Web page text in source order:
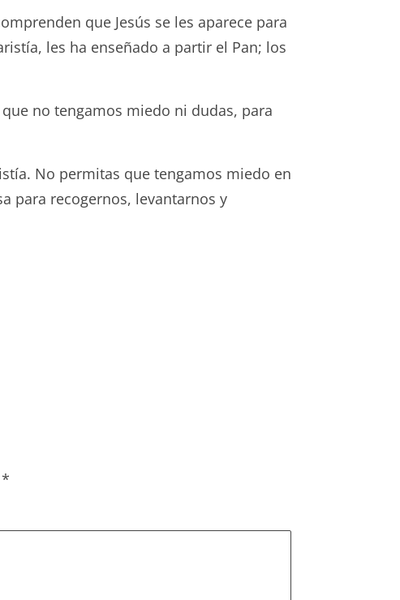
que Jesús se les aparece para
les ha enseñado a partir el Pan; los
no tengamos miedo ni dudas, para
No permitas que tengamos miedo en
para recogernos, levantarnos y
*